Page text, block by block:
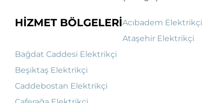
HİZMET BÖLGELERİAcıbadem Elektrikçi
Ataşehir Elektrikçi
Bağdat Caddesi Elektrikçi
Beşiktaş Elektrikçi
Caddebostan Elektrikçi